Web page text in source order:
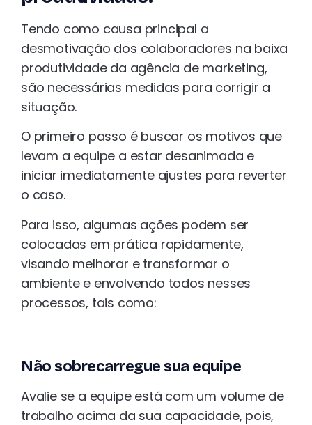
Tendo como causa principal a
desmotivação dos colaboradores na baixa
produtividade da agência de marketing,
são necessárias medidas para corrigir a
situação.
O primeiro passo é buscar os motivos que
levam a equipe a estar desanimada e
iniciar imediatamente ajustes para reverter
o caso.
Para isso, algumas ações podem ser
colocadas em prática rapidamente,
visando melhorar e transformar o
ambiente e envolvendo todos nesses
processos, tais como:
Não sobrecarregue sua equipe
Avalie se a equipe está com um volume de
trabalho acima da sua capacidade, pois,